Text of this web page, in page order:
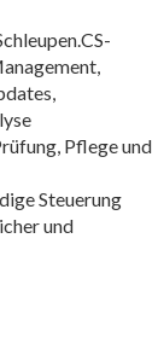
Pflege und
Steuerung
und